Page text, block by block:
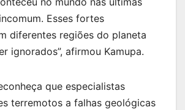
Esses fortes
diferentes regiões do planeta
ignorados”, afirmou Kamupa.
que especialistas
terremotos a falhas geológicas